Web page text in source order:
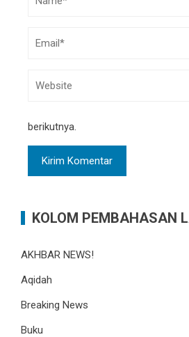
berikutnya.
KOLOM PEMBAHASAN
AKHBAR NEWS!
Aqidah
Breaking News
Buku